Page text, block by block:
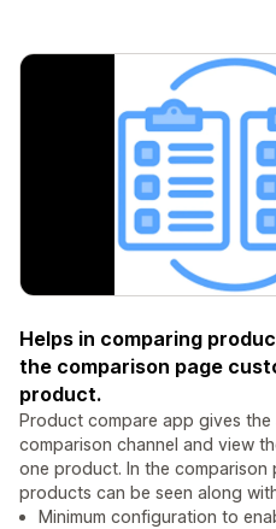
Helps in comparing
the comparison page
product.
Product compare app gives
comparison channel and view
one product. In the
products can be seen along
Minimum configuration to